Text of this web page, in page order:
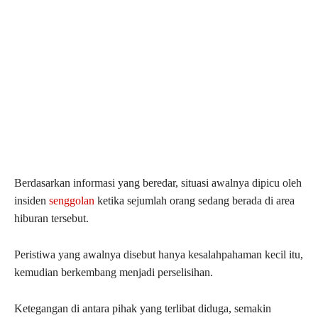
Berdasarkan informasi yang beredar, situasi awalnya dipicu oleh
insiden senggolan ketika sejumlah orang sedang berada di area
hiburan tersebut.
Peristiwa yang awalnya disebut hanya kesalahpahaman kecil itu,
kemudian berkembang menjadi perselisihan.
Ketegangan di antara pihak yang terlibat diduga, semakin